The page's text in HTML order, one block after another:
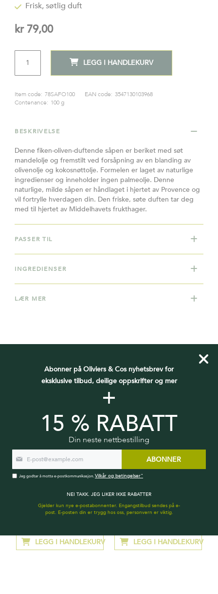
Abonner på Oliviers & Cos nyhetsbrev for
eksklusive tilbud, deilige oppskrifter og mer
+
15 % RABATT
Din neste nettbestilling
ABONNER
Jeg godtar å motta e-postkommunikasjon.Vilkår og betingelser"
NEI TAKK. JEG LIKER IKKE RABATTER
Gjelder kun nye e-postabonnenter. Engangstilbud sendes på e-
post. E-posten din er trygg hos oss, personvern er viktig.
Frisk, søtlig duft​
kr 79,00
ANTALL
LEGG I HANDLEKURV
Item code: 78SAFO100 EAN code: 3547130103968
Contenance: 100 g
BESKRIVELSE
Denne fiken-oliven-duftende såpen er beriket med søt
mandelolje og fremstilt ved forsåpning av en blanding av
olivenolje og kokosnøttolje. Formelen er laget av naturlige
ingredienser og inneholder ingen palmeolje. Denne
naturlige, milde såpen er håndlaget i hjertet av Provence og
vil fortrylle hverdagen din. Den friske, søte duften tar deg
med til hjertet av Middelhavets frukthager.
PASSER TIL
INGREDIENSER
LÆR MER
DU VIL OGSÅ KANSKJE LIKE
FLYTENDE MARSEILLE SÅPE MED
ØKOLOGISK OLIVENOLJE
LEGG I HANDLEKURV
VERVENA SÅPE ​MED REP
LEGG I HANDLEKURV